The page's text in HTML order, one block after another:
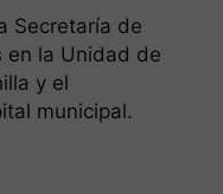
Secretaría de
en la Unidad de
y el
municipal.